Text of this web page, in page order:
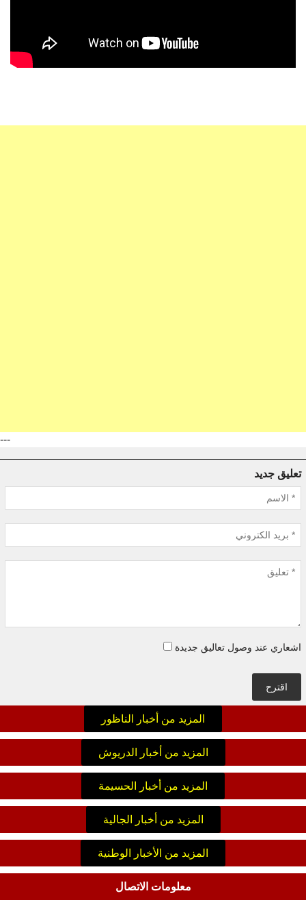
---
تعليق جديد
اشعاري عند وصول تعاليق جديدة
اقترح
المزيد من أخبار الناظور
المزيد من أخبار الدريوش
المزيد من أخبار الحسيمة
المزيد من أخبار الجالية
المزيد من الأخبار الوطنية
معلومات الاتصال